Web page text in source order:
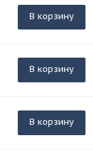
В корзину
В корзину
В корзину